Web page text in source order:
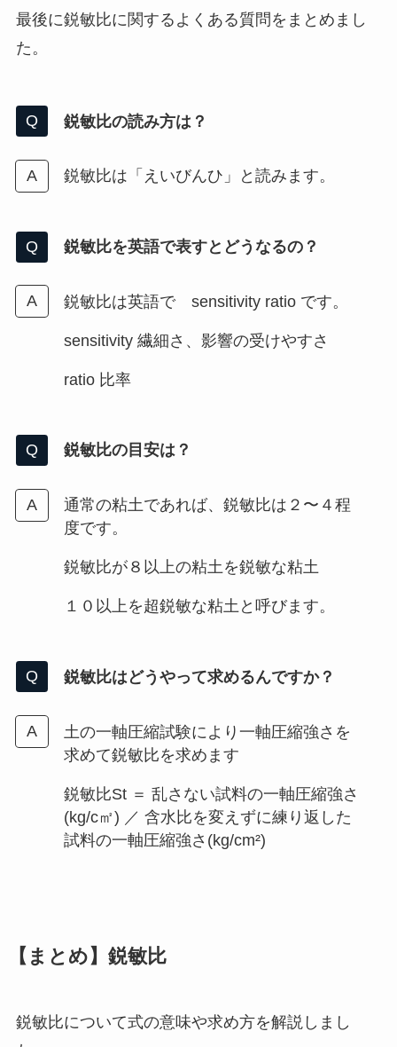
最後に鋭敏比に関するよくある質問をまとめまし
た。
鋭敏比の読み方は？
鋭敏比は「えいびんひ」と読みます。
鋭敏比を英語で表すとどうなるの？
鋭敏比は英語で sensitivity ratio です。
sensitivity 繊細さ、影響の受けやすさ
ratio 比率
鋭敏比の目安は？
通常の粘土であれば、鋭敏比は２〜４程
度です。
鋭敏比が８以上の粘土を鋭敏な粘土
１０以上を超鋭敏な粘土と呼びます。
鋭敏比はどうやって求めるんですか？
土の一軸圧縮試験により一軸圧縮強さを
求めて鋭敏比を求めます
鋭敏比St ＝ 乱さない試料の一軸圧縮強さ
(kg/c㎡) ／ 含水比を変えずに練り返した
試料の一軸圧縮強さ(kg/cm²)
【 まとめ】鋭敏比
鋭敏比について式の意味や求め方を解説しまし